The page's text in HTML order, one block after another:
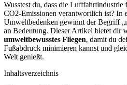
Wusstest du, dass die
CO2-Emissionen verantwortlich ist? In
Umweltbedenken gewinnt der Begriff
an Bedeutung. Dieser Artikel bietet dir
umweltbewusstes Fliegen, damit du
Fußabdruck minimieren kannst und
Welt genießt.
Inhaltsverzeichnis